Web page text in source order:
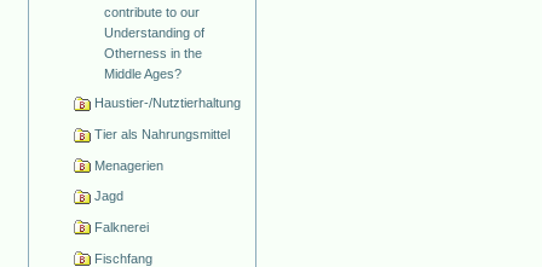
contribute to our
Understanding of
Otherness in the
Middle Ages?
Haustier-/Nutztierhaltung
Tier als Nahrungsmittel
Menagerien
Jagd
Falknerei
Fischfang